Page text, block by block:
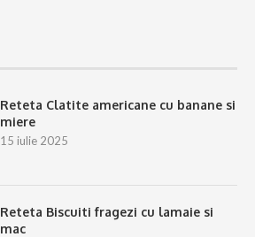
Reteta Clatite americane cu banane si
miere
15 iulie 2025
Reteta Biscuiti fragezi cu lamaie si
mac